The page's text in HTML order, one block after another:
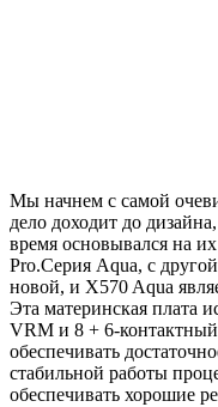
Мы начнем с самой
дело доходит до
время основывался на
Pro.Серия Aqua, с
новой, и X570 Aqua
Эта материнская плата
VRM и 8 + 6-
обеспечивать
стабильной работы
обеспечивать хорошие